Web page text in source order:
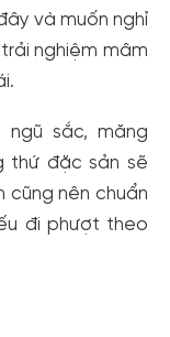
và muốn nghỉ
nghiệm mâm
sắc, măng
thứ đặc sản sẽ
cũng nên chuẩn
đi phượt theo